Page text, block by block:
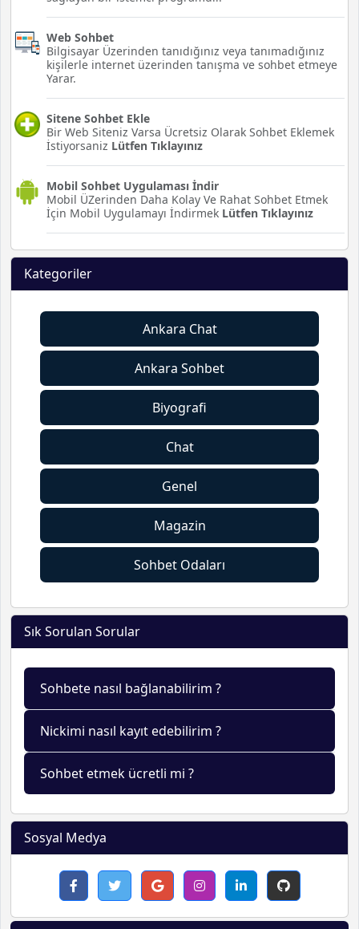
Web Sohbet
Bilgisayar Üzerinden tanıdığınız veya tanımadığınız
kişilerle internet üzerinden tanışma ve sohbet etmeye
Yarar.
Sitene Sohbet Ekle
Bir Web Siteniz Varsa Ücretsiz Olarak Sohbet Eklemek
İstiyorsaniz Lütfen Tıklayınız
Mobil Sohbet Uygulaması İndir
Mobil ÜZerinden Daha Kolay Ve Rahat Sohbet Etmek
İçin Mobil Uygulamayı İndirmek Lütfen Tıklayınız
Kategoriler
Ankara Chat
Ankara Sohbet
Biyografi
Chat
Genel
Magazin
Sohbet Odaları
Sık Sorulan Sorular
Sohbete nasıl bağlanabilirim ?
Nickimi nasıl kayıt edebilirim ?
Sohbet etmek ücretli mi ?
Sosyal Medya